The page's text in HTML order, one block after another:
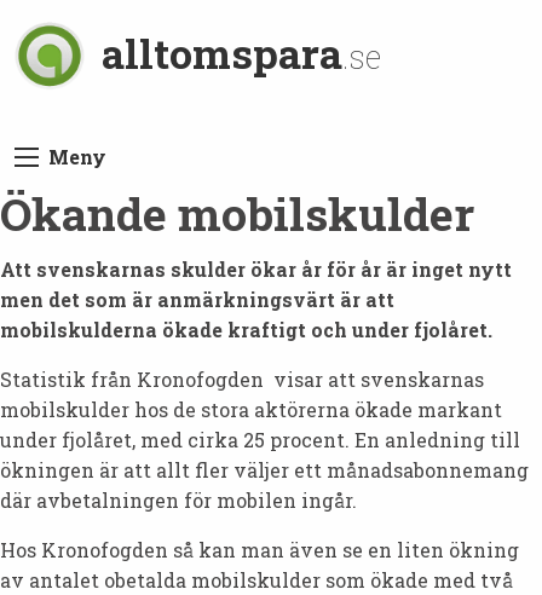
alltomspara.se
Meny
Ökande mobilskulder
Att svenskarnas skulder ökar år för år är inget nytt
men det som är anmärkningsvärt är att
mobilskulderna ökade kraftigt och under fjolåret.
Statistik från Kronofogden visar att svenskarnas
mobilskulder hos de stora aktörerna ökade markant
under fjolåret, med cirka 25 procent. En anledning till
ökningen är att allt fler väljer ett månadsabonnemang
där avbetalningen för mobilen ingår.
Hos Kronofogden så kan man även se en liten ökning
av antalet obetalda mobilskulder som ökade med två